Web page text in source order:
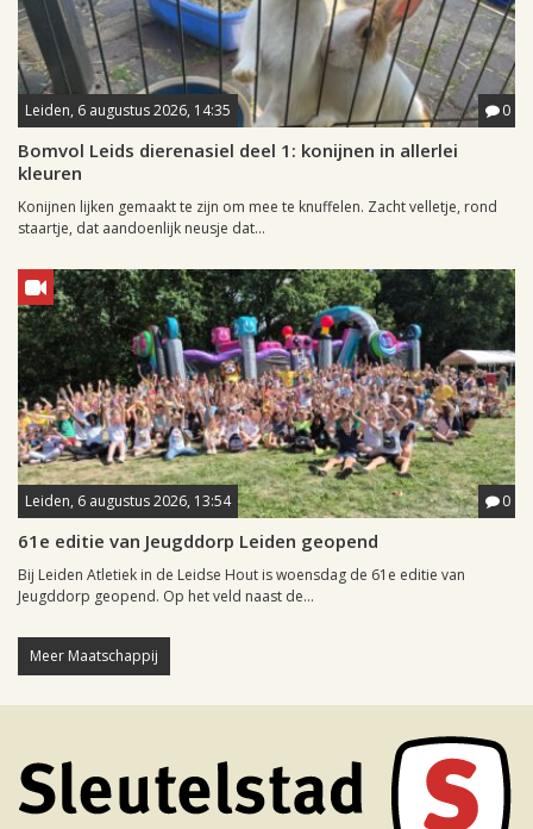
Leiden, 6 augustus 2026, 14:35 0
Bomvol Leids dierenasiel deel 1: konijnen in allerlei
kleuren
Konijnen lijken gemaakt te zijn om mee te knuffelen. Zacht velletje, rond
staartje, dat aandoenlijk neusje dat...
Leiden, 6 augustus 2026, 13:54 0
61e editie van Jeugddorp Leiden geopend
Bij Leiden Atletiek in de Leidse Hout is woensdag de 61e editie van
Jeugddorp geopend. Op het veld naast de...
Meer Maatschappij